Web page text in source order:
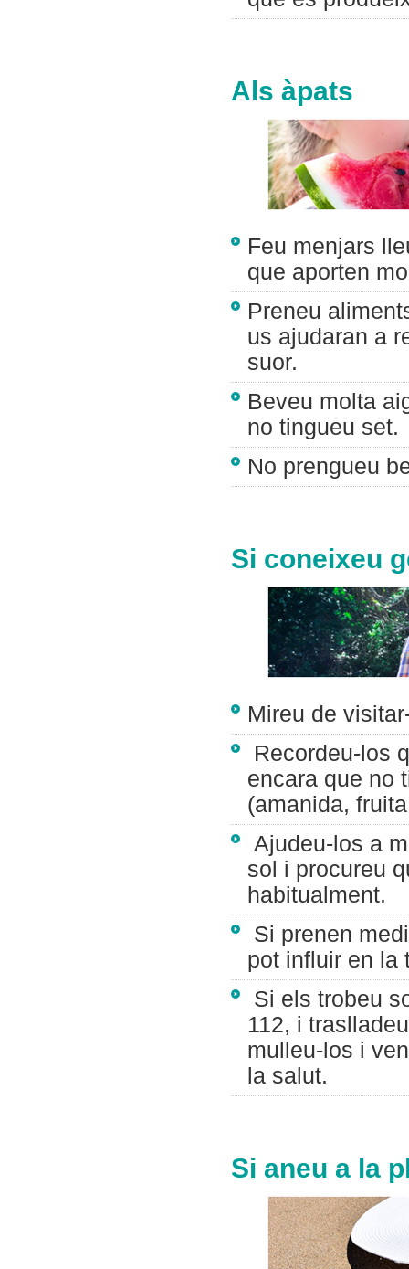
Als àpats
Feu menjars
que aporten
Preneu
us ajudaran a
suor.
Beveu molta
no tingueu set.
No prengueu
Si coneixeu
Mireu de
Recordeu-los
encara que no
(amanida,
Ajudeu-los a
sol i procureu
habitualment.
Si prenen
pot influir en la
Si els trobeu
112, i
mulleu-los i
la salut.
Si aneu a la